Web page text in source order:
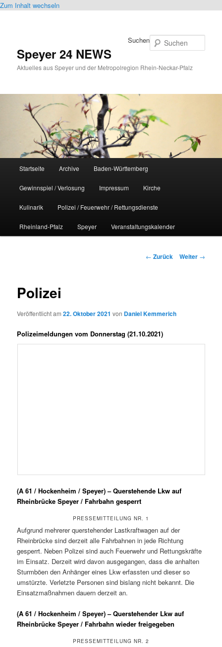
Zum Inhalt wechseln
Speyer 24 NEWS
Aktuelles aus Speyer und der Metropolregion Rhein-Neckar-Pfalz
Suchen
Startseite Archive Baden-Württemberg
Gewinnspiel / Verlosung Impressum Kirche
Kulinarik Polizei / Feuerwehr / Rettungsdienste
Rheinland-Pfalz Speyer Veranstaltungskalender
Beitrags-
← Zurück Weiter →
Polizei
Veröffentlicht am22. Oktober 2021 von Daniel Kemmerich
Polizeimeldungen vom Donnerstag (21.10.2021)
(A 61 / Hockenheim / Speyer) – Querstehende Lkw auf
Rheinbrücke Speyer / Fahrbahn gesperrt
PRESSEMITTEILUNG NR. 1
Aufgrund mehrerer querstehender Lastkraftwagen auf der
Rheinbrücke sind derzeit alle Fahrbahnen in jede Richtung
gesperrt. Neben Polizei sind auch Feuerwehr und Rettungskräfte
im Einsatz. Derzeit wird davon ausgegangen, dass die anhalten
Sturmböen den Anhänger eines Lkw erfassten und dieser so
umstürzte. Verletzte Personen sind bislang nicht bekannt. Die
Einsatzmaßnahmen dauern derzeit an.
(A 61 / Hockenheim / Speyer) – Querstehender Lkw auf
Rheinbrücke Speyer / Fahrbahn wieder freigegeben
PRESSEMITTEILUNG NR. 2